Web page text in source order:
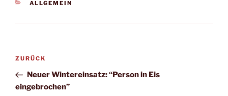
KATEGORIEN
ALLGEMEIN
Beitragsnavigation
Vorheriger
Beitrag
ZURÜCK
Neuer Wintereinsatz: “Person in Eis
eingebrochen”